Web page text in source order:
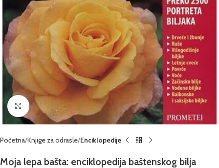
Click to enlarge
Početna Knjige za odrasle Enciklopedije
Moja lepa bašta: enciklopedija baštenskog bilja